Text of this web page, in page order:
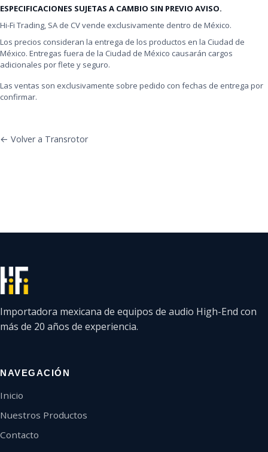
ESPECIFICACIONES SUJETAS A CAMBIO SIN PREVIO AVISO.
Hi-Fi Trading, SA de CV vende exclusivamente dentro de México.
Los precios consideran la entrega de los productos en la Ciudad de
México. Entregas fuera de la Ciudad de México causarán cargos
adicionales por flete y seguro.
Las ventas son exclusivamente sobre pedido con fechas de entrega por
confirmar.
← Volver a Transrotor
Importadora mexicana de equipos de audio High-End con
más de 20 años de experiencia.
NAVEGACIÓN
Inicio
Nuestros Productos
Contacto